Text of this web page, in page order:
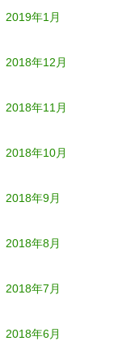
2019年1月
2018年12月
2018年11月
2018年10月
2018年9月
2018年8月
2018年7月
2018年6月